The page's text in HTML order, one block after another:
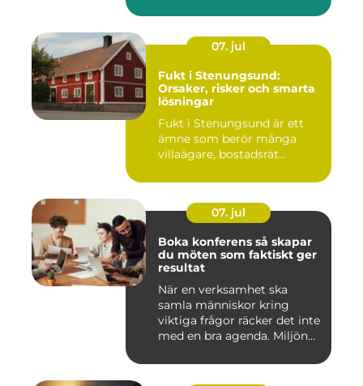
07. jul
Fukt i Stenungsund:
Orsaker, risker och smarta
lösningar
Fukt i Stenungsund är ett
ämne som berör många
villaägare, bostadsrät...
07. jul
Boka konferens så skapar
du möten som faktiskt ger
resultat
När en verksamhet ska
samla människor kring
viktiga frågor räcker det inte
med en bra agenda. Miljön...